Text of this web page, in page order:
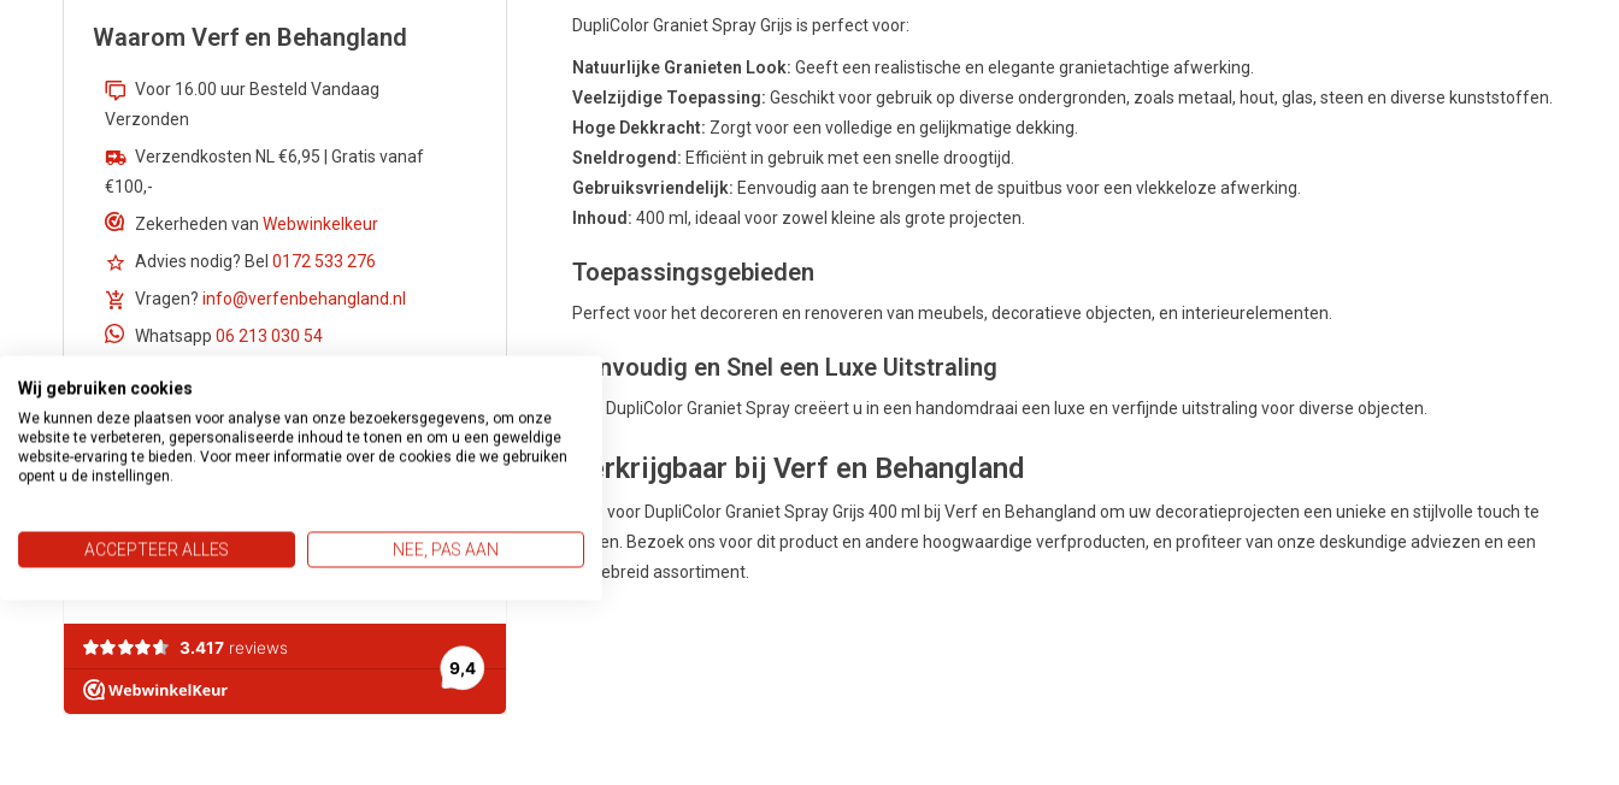
Waarom Verf en Behangland
Voor 16.00 uur Besteld Vandaag
Verzonden
Verzendkosten NL €6,95 | Gratis vanaf
€100,-
Zekerheden van Webwinkelkeur
Advies nodig? Bel 0172 533 276
Vragen? info@verfenbehangland.nl
Whatsapp 06 213 030 54
DupliColor Graniet Spray Grijs is perfect voor:
Natuurlijke Granieten Look: Geeft een realistische en elegante granietachtige afwerking.
Veelzijdige Toepassing: Geschikt voor gebruik op diverse ondergronden, zoals metaal, hout, glas, steen en diverse kunststoffen.
Hoge Dekkracht: Zorgt voor een volledige en gelijkmatige dekking.
Sneldrogend: Efficiënt in gebruik met een snelle droogtijd.
Gebruiksvriendelijk: Eenvoudig aan te brengen met de spuitbus voor een vlekkeloze afwerking.
Inhoud: 400 ml, ideaal voor zowel kleine als grote projecten.
Toepassingsgebieden
Perfect voor het decoreren en renoveren van meubels, decoratieve objecten, en interieurelementen.
Eenvoudig en Snel een Luxe Uitstraling
Met DupliColor Graniet Spray creëert u in een handomdraai een luxe en verfijnde uitstraling voor diverse objecten.
Verkrijgbaar bij Verf en Behangland
Kies voor DupliColor Graniet Spray Grijs 400 ml bij Verf en Behangland om uw decoratieprojecten een unieke en stijlvolle touch te
geven. Bezoek ons voor dit product en andere hoogwaardige verfproducten, en profiteer van onze deskundige adviezen en een
uitgebreid assortiment.
Wij gebruiken cookies
We kunnen deze plaatsen voor analyse van onze bezoekersgegevens, om onze
website te verbeteren, gepersonaliseerde inhoud te tonen en om u een geweldige
website-ervaring te bieden. Voor meer informatie over de cookies die we gebruiken
opent u de instellingen.
ACCEPTEER ALLES NEE, PAS AAN